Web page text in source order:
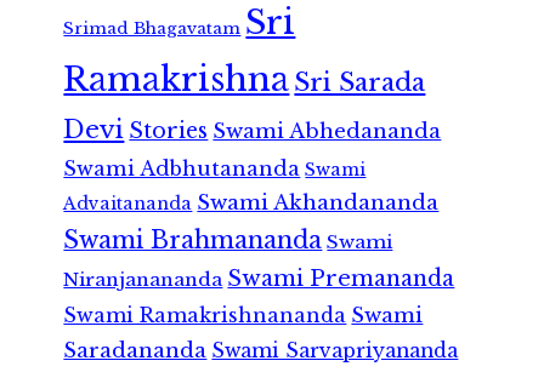
Srimad Bhagavatam Sri
RamakrishnaSri Sarada
Devi Stories Swami Abhedananda
Swami Adbhutananda Swami
Advaitananda Swami Akhandananda
Swami Brahmananda Swami
Niranjanananda Swami Premananda
Swami Ramakrishnananda Swami
Saradananda Swami Sarvapriyananda